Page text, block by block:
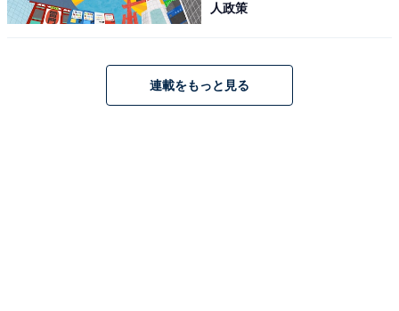
人政策
連載をもっと見る